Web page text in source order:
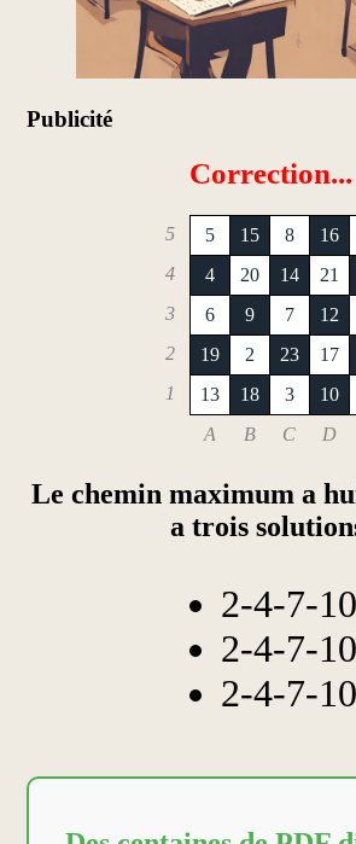
Publicité
Correction...
5 5 15 8 16
4
4 20 14 21
3
6 9 7 12
2
19 2 23 17
1
13 18 3 10
A
B C D
Le chemin maximum a
a trois
2-4-7-
2-4-7-
2-4-7-